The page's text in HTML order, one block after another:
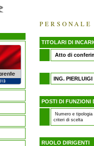
PERSONALE
TITOLARI DI
Atto di
ING. PIERLUIGI
POSTI DI FUNZIONI
Numero e
criteri di scelta
RUOLO DIRIGENTI